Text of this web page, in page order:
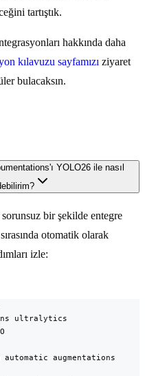
tartıştık.
hakkında daha
kılavuzu sayfamızı ziyaret
bulacaksın.
YOLO26 ile nasıl
bir şekilde entegre
otomatik olarak
izle:
ultralytics
augmentations